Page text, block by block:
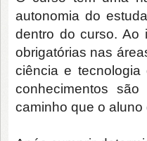
autonomia do
dentro do curso. Ao
obrigatórias nas
ciência e
conhecimentos
caminho que o